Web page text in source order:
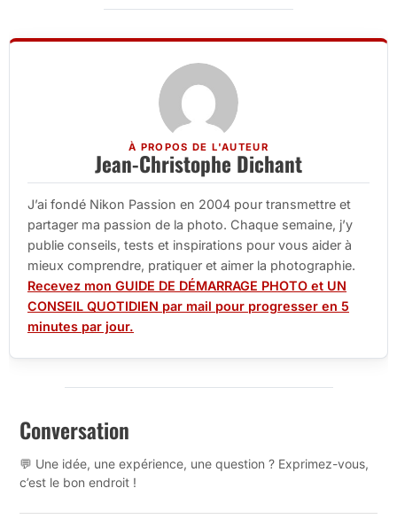
À PROPOS DE L'AUTEUR
Jean-Christophe Dichant
J’ai fondé Nikon Passion en 2004 pour transmettre et
partager ma passion de la photo. Chaque semaine, j’y
publie conseils, tests et inspirations pour vous aider à
mieux comprendre, pratiquer et aimer la photographie.
Recevez mon GUIDE DE DÉMARRAGE PHOTO et UN
CONSEIL QUOTIDIEN par mail pour progresser en 5
minutes par jour.
Conversation
💬 Une idée, une expérience, une question ? Exprimez-vous,
c’est le bon endroit !